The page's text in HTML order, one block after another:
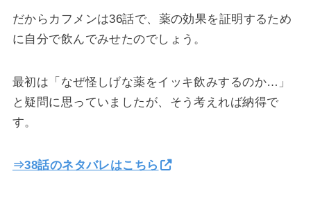
だからカフメンは36話で、薬の効果を証明するため
に自分で飲んでみせたのでしょう。
最初は「なぜ怪しげな薬をイッキ飲みするのか…」
と疑問に思っていましたが、そう考えれば納得で
す。
⇒38話のネタバレはこちら